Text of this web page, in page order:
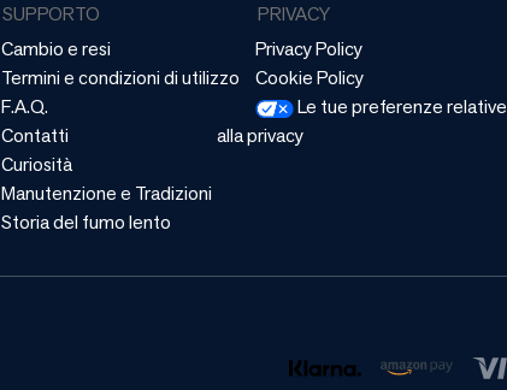
SUPPORTO
Cambio e resi
Termini e condizioni di utilizzo
F.A.Q.
Contatti
Curiosità
Manutenzione e Tradizioni
Storia del fumo lento
PRIVACY
Privacy Policy
Cookie Policy
Le tue preferenze relative
alla privacy